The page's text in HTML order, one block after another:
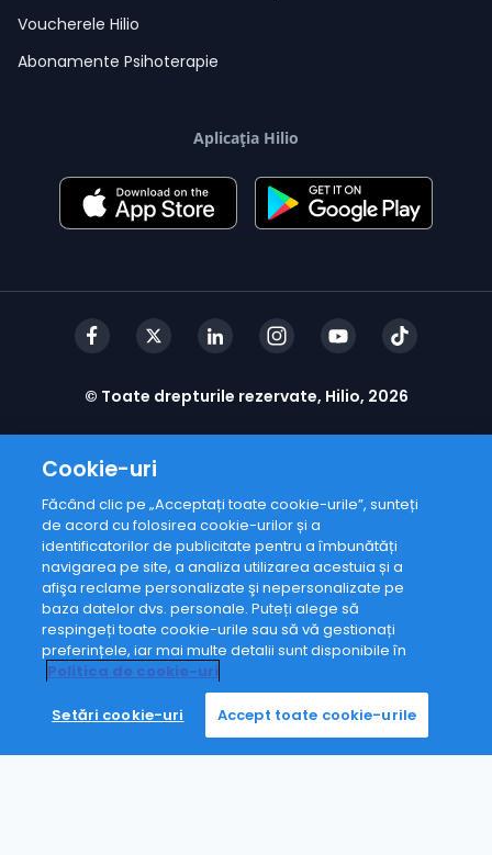
Voucherele Hilio
Abonamente Psihoterapie
Aplicația Hilio
© Toate drepturile rezervate, Hilio, 2026
Cookie-uri
Făcând clic pe „Acceptați toate cookie-urile”, sunteți
de acord cu folosirea cookie-urilor și a
identificatorilor de publicitate pentru a îmbunătăți
navigarea pe site, a analiza utilizarea acestuia și a
afişa reclame personalizate şi nepersonalizate pe
baza datelor dvs. personale. Puteți alege să
respingeți toate cookie-urile sau să vă gestionați
preferințele, iar mai multe detalii sunt disponibile în
Politica de cookie-uri
Setări cookie-uri Accept toate cookie-urile